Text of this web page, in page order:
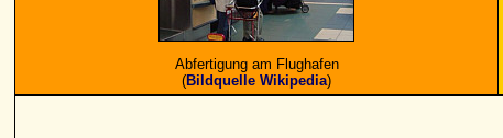
Abfertigung am Flughafen
(Bildquelle Wikipedia)